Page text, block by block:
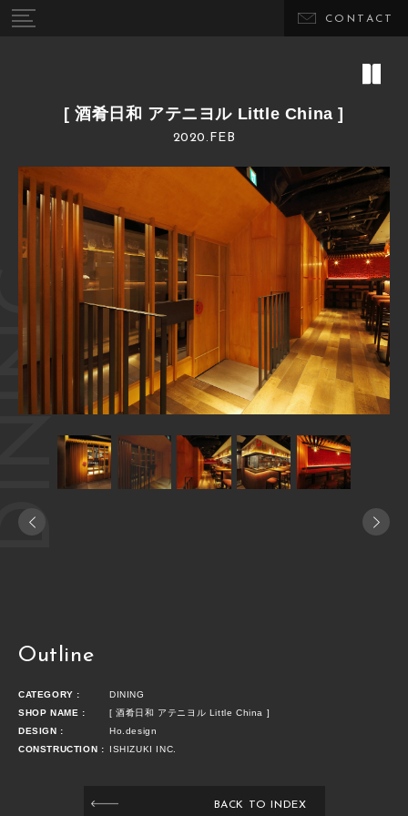
CONTACT
[ 酒肴日和 アテニヨル Little China ]
2020.FEB
Outline
CATEGORY :
DINING
SHOP NAME :
[ 酒肴日和 アテニヨル Little China ]
DESIGN :
Ho.design
CONSTRUCTION :
ISHIZUKI INC.
BACK TO INDEX